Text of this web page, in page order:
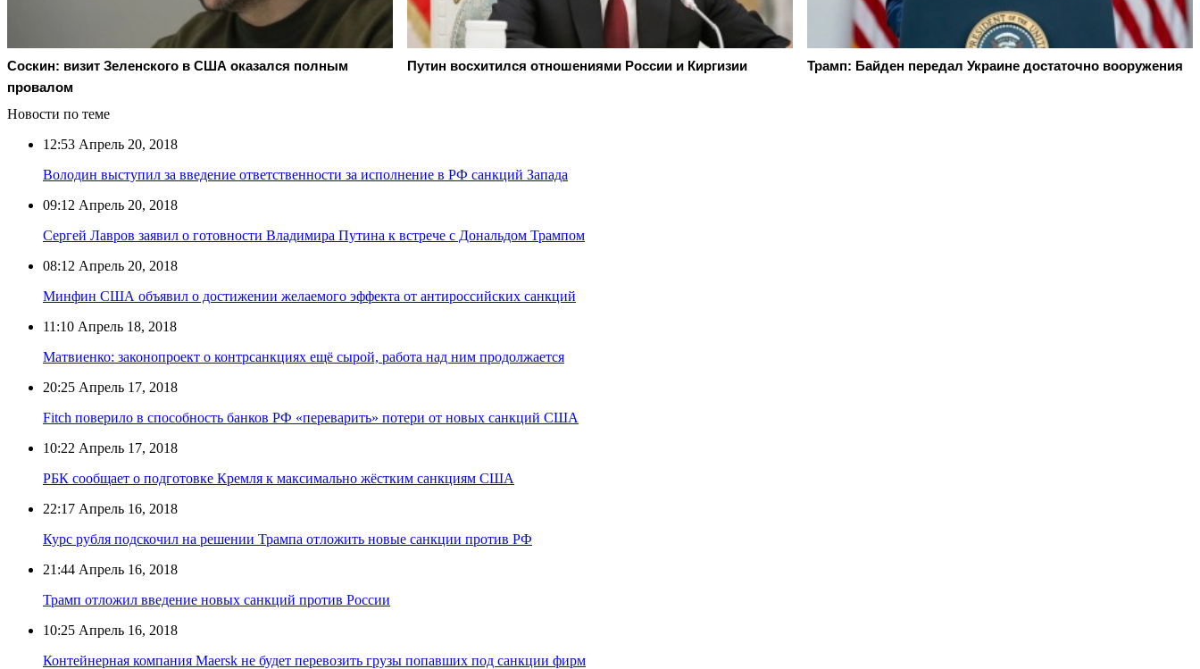
Соскин: визит Зеленского в США оказался полным
провалом
Путин восхитился отношениями России и Киргизии Трамп: Байден передал Украине достаточно вооружения
Новости по теме
12:53 Апрель 20, 2018
Володин выступил за введение ответственности за исполнение в РФ санкций Запада
09:12 Апрель 20, 2018
Сергей Лавров заявил о готовности Владимира Путина к встрече с Дональдом Трампом
08:12 Апрель 20, 2018
Минфин США объявил о достижении желаемого эффекта от антироссийских санкций
11:10 Апрель 18, 2018
Матвиенко: законопроект о контрсанкциях ещё сырой, работа над ним продолжается
20:25 Апрель 17, 2018
Fitch поверило в способность банков РФ «переварить» потери от новых санкций США
10:22 Апрель 17, 2018
РБК сообщает о подготовке Кремля к максимально жёстким санкциям США
22:17 Апрель 16, 2018
Курс рубля подскочил на решении Трампа отложить новые санкции против РФ
21:44 Апрель 16, 2018
Трамп отложил введение новых санкций против России
10:25 Апрель 16, 2018
Контейнерная компания Maersk не будет перевозить грузы попавших под санкции фирм